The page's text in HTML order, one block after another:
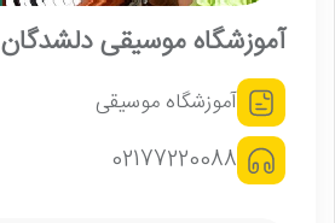
آموزشگاه موسیقی دلشدگان
آموزشگاه موسیقی
02177220088